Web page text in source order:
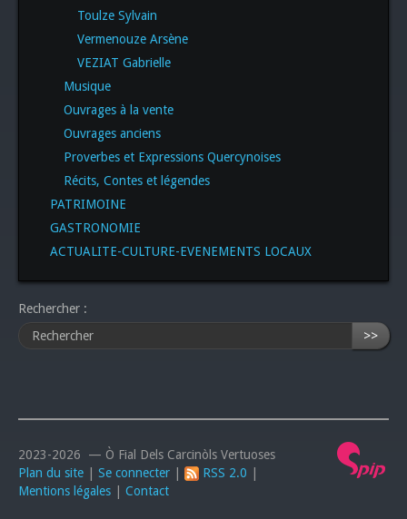
Toulze Sylvain
Vermenouze Arsène
VEZIAT Gabrielle
Musique
Ouvrages à la vente
Ouvrages anciens
Proverbes et Expressions Quercynoises
Récits, Contes et légendes
PATRIMOINE
GASTRONOMIE
ACTUALITE-CULTURE-EVENEMENTS LOCAUX
Rechercher :
>>
2023-2026 — Ò Fial Dels Carcinòls Vertuoses
Plan du site
Se connecter RSS 2.0
Mentions légales
Contact